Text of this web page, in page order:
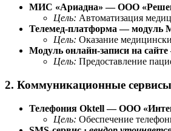
МИС «Ариадна» — ООО
Цель: Автоматизация
Телемед-платформа —
Цель: Оказание
Модуль онлайн-записи на
Цель: Предоставление
2. Коммуникационные
Телефония Oktell — ООО
Цель: Обеспечение